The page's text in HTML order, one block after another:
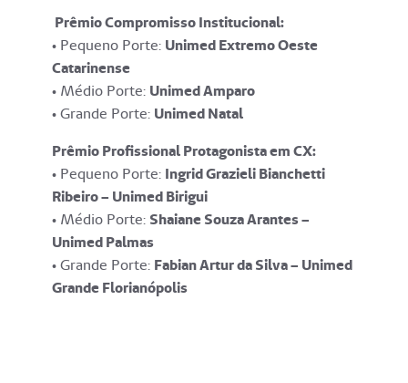
Prêmio Compromisso Institucional:
• Pequeno Porte: Unimed Extremo Oeste
Catarinense
• Médio Porte: Unimed Amparo
• Grande Porte: Unimed Natal
Prêmio Profissional Protagonista em CX:
• Pequeno Porte: Ingrid Grazieli Bianchetti
Ribeiro – Unimed Birigui
• Médio Porte: Shaiane Souza Arantes –
Unimed Palmas
• Grande Porte: Fabian Artur da Silva – Unimed
Grande Florianópolis